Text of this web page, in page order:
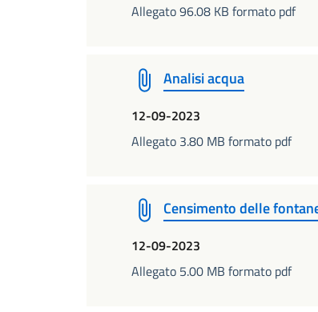
Allegato 96.08 KB formato pdf
Analisi acqua
12-09-2023
Allegato 3.80 MB formato pdf
Censimento delle
12-09-2023
Allegato 5.00 MB formato pdf